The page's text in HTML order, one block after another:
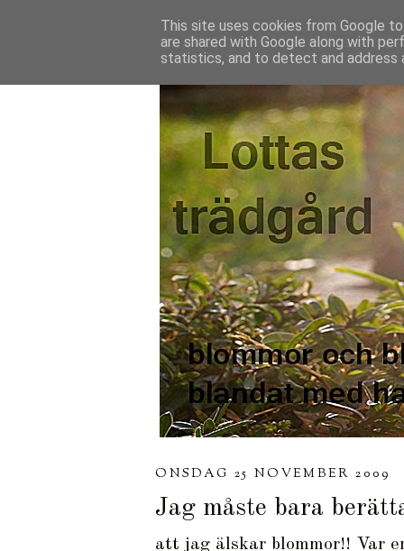
ONSDAG 25 NOVEMBER 2009
Jag måste bara
att jag älskar blommor!! Var
This site uses cookies from Google
are shared with Google along with
statistics, and to detect and address